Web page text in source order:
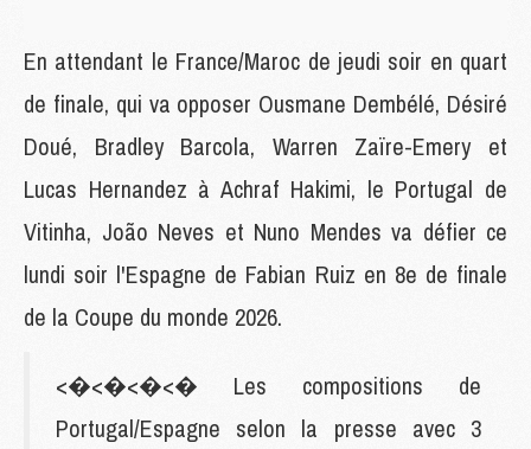
En attendant le France/Maroc de jeudi soir en quart
de finale, qui va opposer Ousmane Dembélé, Désiré
Doué, Bradley Barcola, Warren Zaïre-Emery et
Lucas Hernandez à Achraf Hakimi, le Portugal de
Vitinha, João Neves et Nuno Mendes va défier ce
lundi soir l'Espagne de Fabian Ruiz en 8e de finale
de la Coupe du monde 2026.
<�<�<�<� Les compositions de
Portugal/Espagne selon la presse avec 3